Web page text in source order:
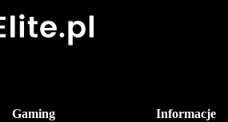
Gaming Informacje